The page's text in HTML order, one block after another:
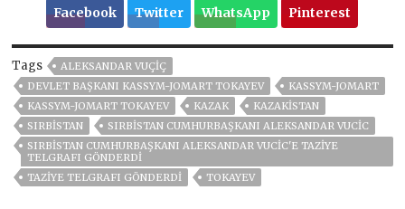
Facebook Twitter WhatsApp Pinterest
Tags
ALEKSANDAR VUÇIÇ
DEVLET BAŞKANI KASSYM-JOMART TOKAYEV
KASSYM-JOMART
KASSYM-JOMART TOKAYEV
KAZAK
KAZAKİSTAN
SIRBISTAN
SIRBISTAN CUMHURBAŞKANI ALEKSANDAR VUCIC
SIRBISTAN CUMHURBAŞKANI ALEKSANDAR VUCIC'E TAZIYE
TELGRAFI GÖNDERDI
TAZIYE TELGRAFI GÖNDERDI
TOKAYEV